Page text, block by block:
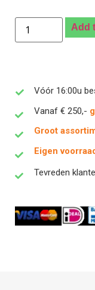
Add
Vóór 16:00u
Vanaf € 250,-
Groot
Eigen
Tevreden